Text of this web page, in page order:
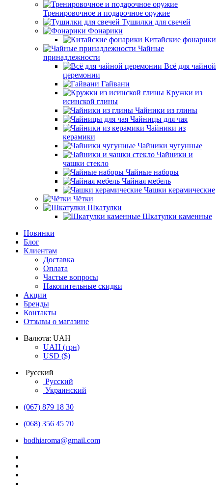
Тренировочное и подарочное оружие
Тушилки для свечей
Фонарики
Китайские фонарики
Чайные
принадлежности
Всё для чайной
церемонии
Гайвани
Кружки из
исинской глины
Чайники из глины
Чайницы для чая
Чайники из
керамики
Чайники чугунные
Чайники и
чашки стекло
Чайные наборы
Чайная мебель
Чашки керамические
Чётки
Шкатулки
Шкатулки каменные
Новинки
Блог
Клиентам
Доставка
Оплата
Частые вопросы
Накопительные скидки
Акции
Бренды
Контакты
Отзывы о магазине
Валюта: UAH
UAH (грн)
USD ($)
Русский
Русский
Украинский
(067) 879 18 30
(068) 356 45 70
bodhiaroma@gmail.com